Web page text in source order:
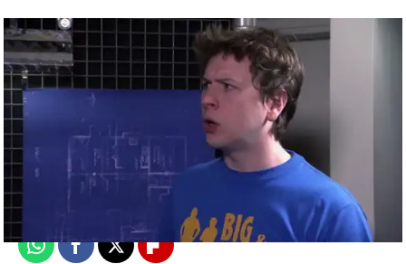
mega
Madrid
Publicado: 12 de febrero de 2018, 12:59
WhatsappFacebook
X Flipboard